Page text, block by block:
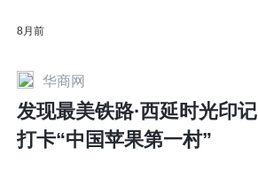
8月前
华商网
发现最美铁路·西延时光印记|
打卡“中国苹果第一村”